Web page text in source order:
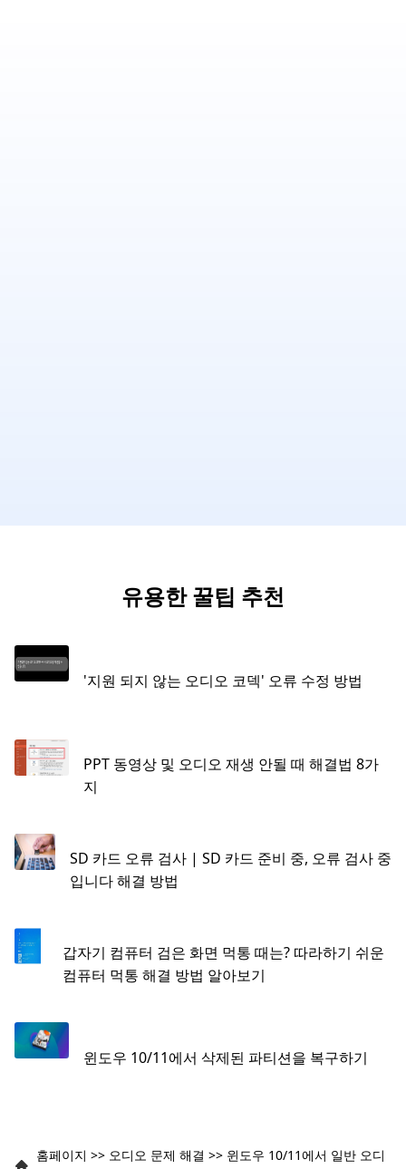
유용한 꿀팁 추천
'지원 되지 않는 오디오 코덱' 오류 수정 방법
PPT 동영상 및 오디오 재생 안될 때 해결법 8가
지
SD 카드 오류 검사 | SD 카드 준비 중, 오류 검사 중
입니다 해결 방법
갑자기 컴퓨터 검은 화면 먹통 때는? 따라하기 쉬운
컴퓨터 먹통 해결 방법 알아보기
윈도우 10/11에서 삭제된 파티션을 복구하기
홈페이지 >> 오디오 문제 해결 >> 윈도우 10/11에서 일반 오디